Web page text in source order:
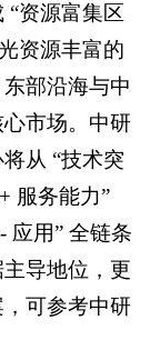
“资源富集区
资源丰富的
部沿海与中
市场。中研
从 “技术突
服务能力”
应用” 全链条
导地位，更
可参考中研